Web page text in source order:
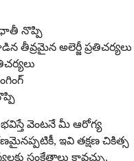
నొప్పి
తీవ్రమైన అలెర్జీ ప్రతిచర్యలు
వెంటనే మీ ఆరోగ్య
ఇవి తక్షణ చికిత్స
సంకేతాలు కావచ్చు.